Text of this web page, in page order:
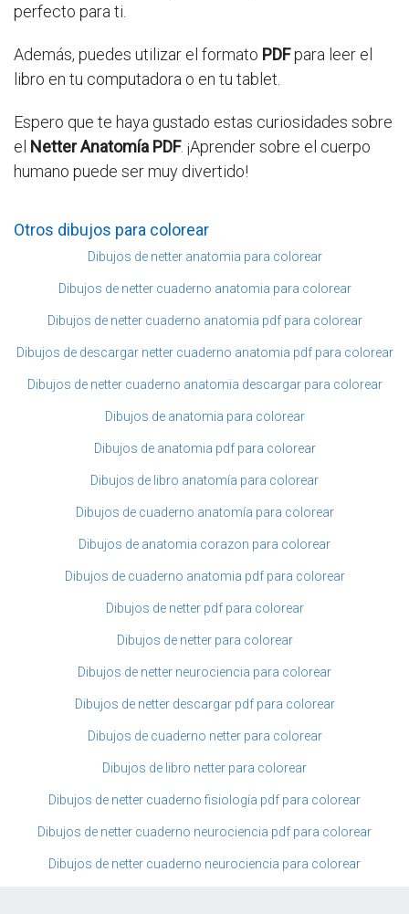
perfecto para ti.
Además, puedes utilizar el formato PDFpara leer el
libro en tu computadora o en tu tablet.
Espero que te haya gustado estas curiosidades sobre
el Netter Anatomía PDF. ¡Aprender sobre el cuerpo
humano puede ser muy divertido!
Otros dibujos para colorear
Dibujos de netter anatomia para colorear
Dibujos de netter cuaderno anatomia para colorear
Dibujos de netter cuaderno anatomia pdf para colorear
Dibujos de descargar netter cuaderno anatomia pdf para colorear
Dibujos de netter cuaderno anatomia descargar para colorear
Dibujos de anatomia para colorear
Dibujos de anatomia pdf para colorear
Dibujos de libro anatomía para colorear
Dibujos de cuaderno anatomía para colorear
Dibujos de anatomia corazon para colorear
Dibujos de cuaderno anatomia pdf para colorear
Dibujos de netter pdf para colorear
Dibujos de netter para colorear
Dibujos de netter neurociencia para colorear
Dibujos de netter descargar pdf para colorear
Dibujos de cuaderno netter para colorear
Dibujos de libro netter para colorear
Dibujos de netter cuaderno fisiología pdf para colorear
Dibujos de netter cuaderno neurociencia pdf para colorear
Dibujos de netter cuaderno neurociencia para colorear